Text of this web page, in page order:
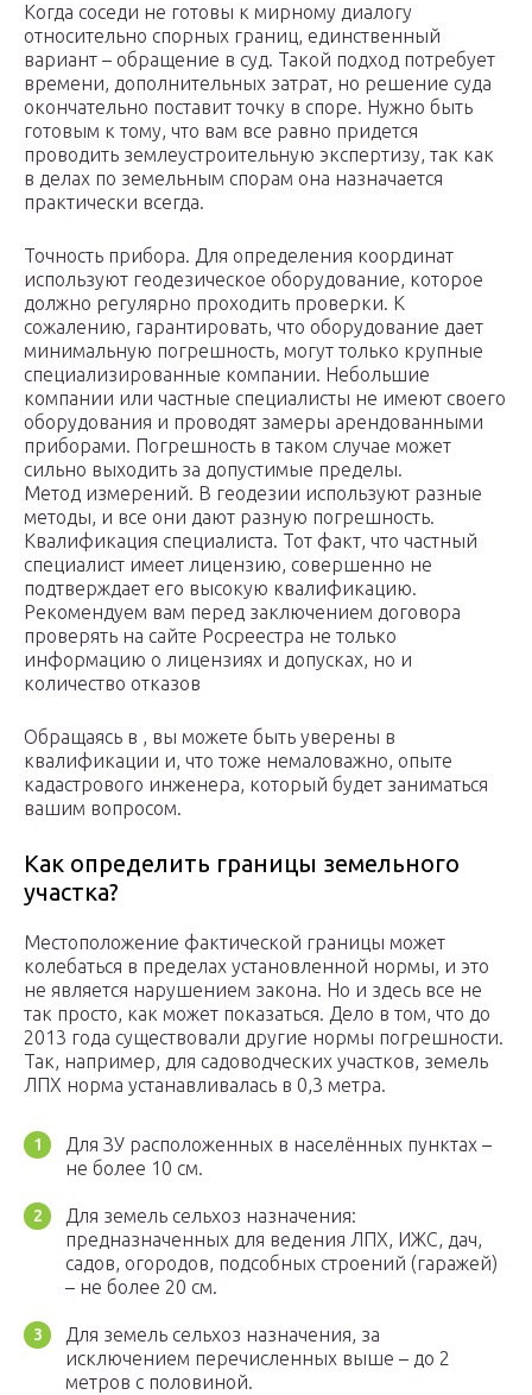
Когда соседи не готовы к мирному диалогу
относительно спорных границ, единственный
вариант – обращение в суд. Такой подход потребует
времени, дополнительных затрат, но решение суда
окончательно поставит точку в споре. Нужно быть
готовым к тому, что вам все равно придется
проводить землеустроительную экспертизу, так как
в делах по земельным спорам она назначается
практически всегда.
Точность прибора. Для определения координат
используют геодезическое оборудование, которое
должно регулярно проходить проверки. К
сожалению, гарантировать, что оборудование дает
минимальную погрешность, могут только крупные
специализированные компании. Небольшие
компании или частные специалисты не имеют своего
оборудования и проводят замеры арендованными
приборами. Погрешность в таком случае может
сильно выходить за допустимые пределы.
Метод измерений. В геодезии используют разные
методы, и все они дают разную погрешность.
Квалификация специалиста. Тот факт, что частный
специалист имеет лицензию, совершенно не
подтверждает его высокую квалификацию.
Рекомендуем вам перед заключением договора
проверять на сайте Росреестра не только
информацию о лицензиях и допусках, но и
количество отказов
Обращаясь в , вы можете быть уверены в
квалификации и, что тоже немаловажно, опыте
кадастрового инженера, который будет заниматься
вашим вопросом.
Как определить границы земельного
участка?
Местоположение фактической границы может
колебаться в пределах установленной нормы, и это
не является нарушением закона. Но и здесь все не
так просто, как может показаться. Дело в том, что до
2013 года существовали другие нормы погрешности.
Так, например, для садоводческих участков, земель
ЛПХ норма устанавливалась в 0,3 метра.
Для ЗУ расположенных в населённых пунктах –
не более 10 см.
Для земель сельхоз назначения:
предназначенных для ведения ЛПХ, ИЖС, дач,
садов, огородов, подсобных строений (гаражей)
– не более 20 см.
Для земель сельхоз назначения, за
исключением перечисленных выше – до 2
метров с половиной.